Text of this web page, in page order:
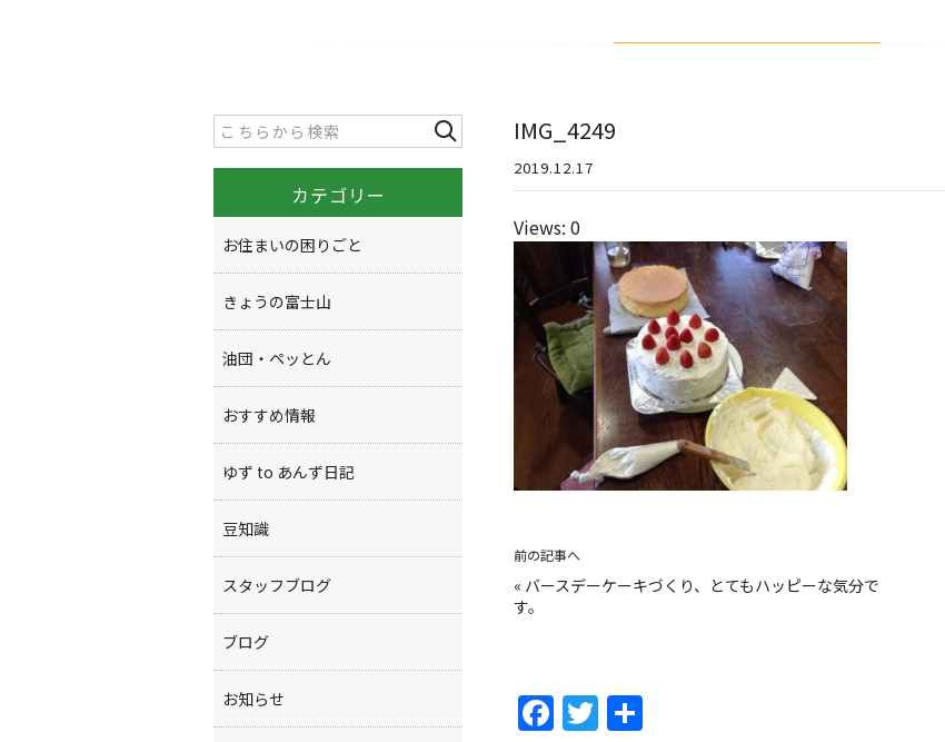
IMG_4249
2019.12.17
Views: 0
前の記事へ
« バースデーケーキづくり、とてもハッピーな気分で
す。
F T
カテゴリー
お住まいの困りごと
きょうの富士山
油団・ペッとん
おすすめ情報
ゆず to あんず日記
豆知識
スタッフブログ
ブログ
お知らせ